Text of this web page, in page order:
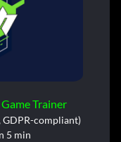
Trainer
GDPR-compliant)
5 min